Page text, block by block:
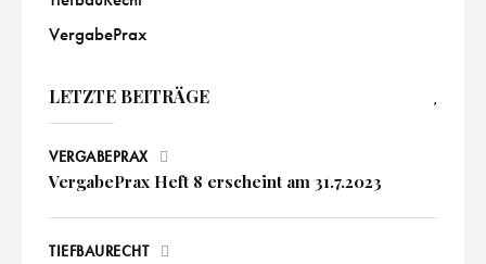
VergabePrax
LETZTE BEITRÄGE
VERGABEPRAX
VergabePrax Heft 8 erscheint am 31.7.2023
TIEFBAURECHT